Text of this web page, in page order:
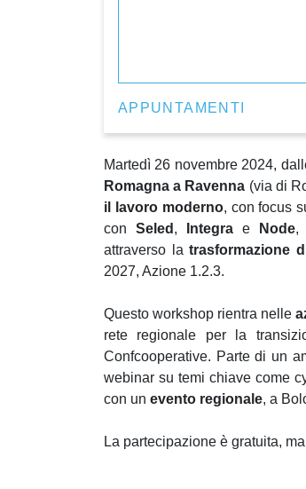
APPUNTAMENTI
Martedì 26 novembre 2024,
Romagna a Ravenna (via di
il lavoro moderno, con focus
con Seled , Integra e Node,
attraverso latrasformazione
2027, Azione 1.2.3.
Questo workshop rientra nelle
rete regionale per la
Confcooperative. Parte di un
webinar su temi chiave come
con un evento regionale, a
La partecipazione è gratuita,